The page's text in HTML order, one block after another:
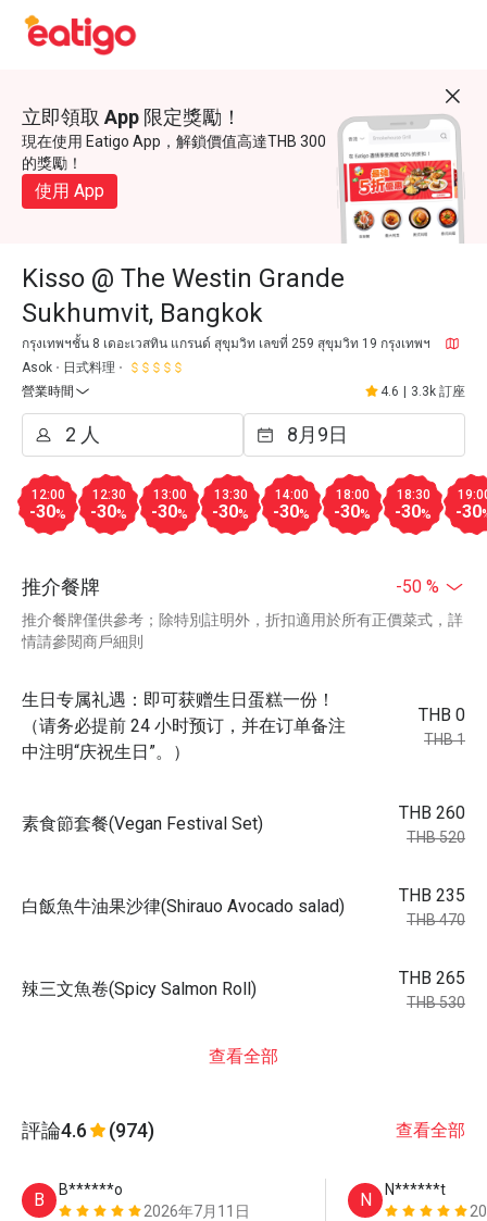
立即領取 App 限定獎勵！
現在使用 Eatigo App，解鎖價值高達THB 300
的獎勵！
使用 App
Kisso @ The Westin Grande
Sukhumvit, Bangkok
กรุงเทพฯชั้น 8 เดอะเวสทิน แกรนด์ สุขุมวิท เลขที่ 259 สุขุมวิท 19 กรุงเทพฯ
Asok
日式料理
營業時間
4.6 3.3k 訂座
12:00
-30%
12:30
-30%
13:00
-30%
13:30
-30%
14:00
-30%
18:00
-30%
18:30
-30% -30
推介餐牌 -50 %
推介餐牌僅供參考；除特別註明外，折扣適用於所有正價菜式，詳
情請參閱商戶細則
生日专属礼遇：即可获赠生日蛋糕一份！
（请务必提前 24 小时预订，并在订单备注
中注明“庆祝生日”。）
THB 0
THB 1
素食節套餐(Vegan Festival Set)
THB 260
THB 520
白飯魚牛油果沙律(Shirauo Avocado salad)
THB 235
THB 470
辣三文魚卷(Spicy Salmon Roll)
THB 265
THB 530
查看全部
評論4.6 (974) 查看全部
B
B******o
2026年7月11日
N
N******t